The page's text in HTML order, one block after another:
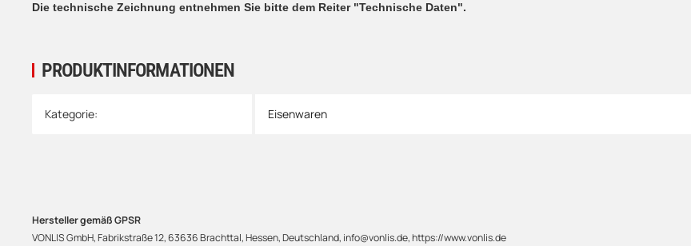
PRODUKTINFORMATIONEN
Produkteigenschaft
Wert
Kategorie: Eisenwaren
Die technische Zeichnung entnehmen Sie bitte dem Reiter "Technische Daten".
Hersteller gemäß GPSR
VONLIS GmbH, Fabrikstraße 12, 63636 Brachttal, Hessen, Deutschland, info@vonlis.de, https://www.vonlis.de